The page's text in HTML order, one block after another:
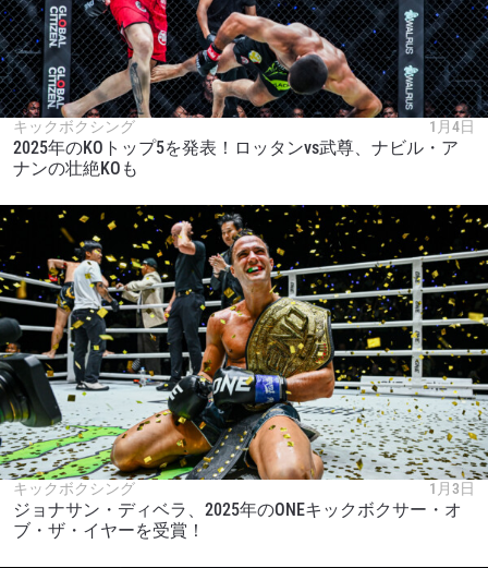
キックボクシング 1月4日
2025年のKOトップ5を発表！ロッタンvs武尊、ナビル・ア
ナンの壮絶KOも
キックボクシング 1月3日
ジョナサン・ディベラ、2025年のONEキックボクサー・オ
ブ・ザ・イヤーを受賞！